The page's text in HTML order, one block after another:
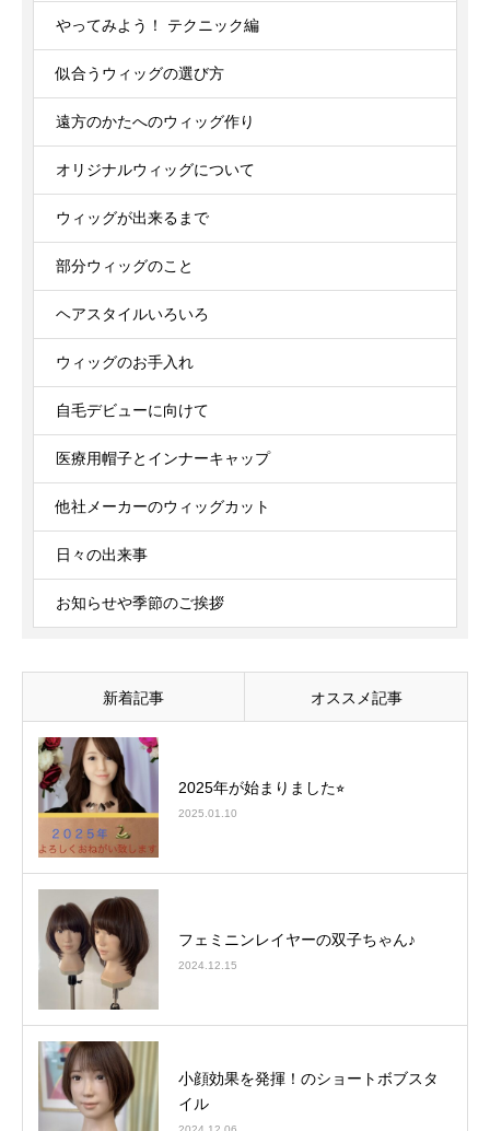
やってみよう！ テクニック編
似合うウィッグの選び方
遠方のかたへのウィッグ作り
オリジナルウィッグについて
ウィッグが出来るまで
部分ウィッグのこと
ヘアスタイルいろいろ
ウィッグのお手入れ
自毛デビューに向けて
医療用帽子とインナーキャップ
他社メーカーのウィッグカット
日々の出来事
お知らせや季節のご挨拶
新着記事 オススメ記事
2025年が始まりました⭐︎
2025.01.10
フェミニンレイヤーの双子ちゃん♪
2024.12.15
小顔効果を発揮！のショートボブスタ
イル